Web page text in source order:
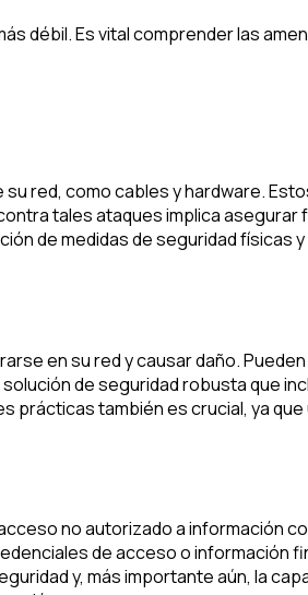
débil. Es vital comprender las
red, como cables y hardware.
tales ataques implica
de medidas de seguridad físicas
en su red y causar daño.
de seguridad robusta que
prácticas también es crucial, ya
no autorizado a información
de acceso o información
y, más importante aún, la